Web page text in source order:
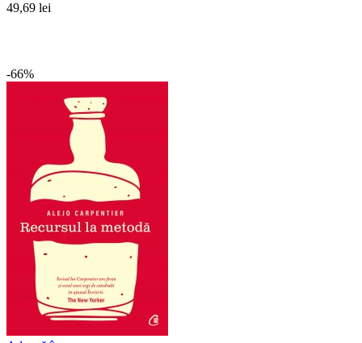
49,69 lei
-66%